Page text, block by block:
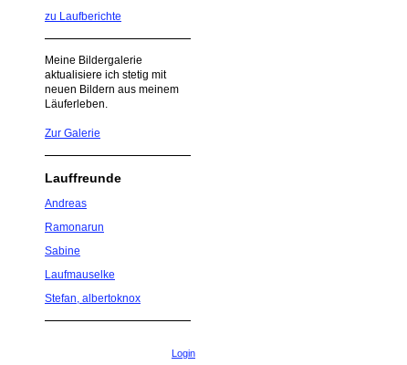
zu Laufberichte
Meine Bildergalerie
aktualisiere ich stetig mit
neuen Bildern aus meinem
Läuferleben.
Zur Galerie
Lauffreunde
Andreas
Ramonarun
Sabine
Laufmauselke
Stefan, albertoknox
Login